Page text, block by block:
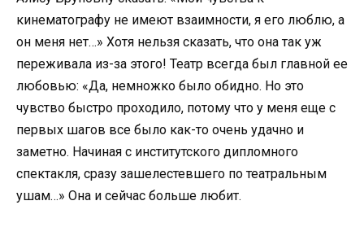
кинематографу не имеют взаимности, я его люблю, а
он меня нет…» Хотя нельзя сказать, что она так уж
переживала из-за этого! Театр всегда был главной ее
любовью: «Да, немножко было обидно. Но это
чувство быстро проходило, потому что у меня еще с
первых шагов все было как-то очень удачно и
заметно. Начиная с институтского дипломного
спектакля, сразу зашелестевшего по театральным
ушам…» Она и сейчас больше любит.